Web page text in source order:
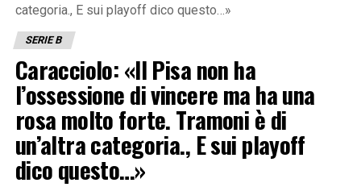
categoria., E sui playoff dico questo…»
SERIE B
Caracciolo: «Il Pisa non ha
l’ossessione di vincere ma ha una
rosa molto forte. Tramoni è di
un’altra categoria., E sui playoff
dico questo…»